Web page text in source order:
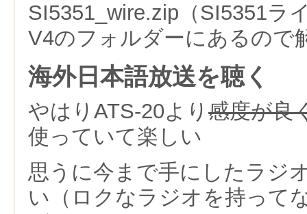
SI5351_wire.zip（SI5351ラ
V4のフォルダーにあるので
海外日本語放送を聴く
やはりATS-20より 感度が良
使っていて楽しい
思うに今まで手にしたラジ
い（ロクなラジオを持って